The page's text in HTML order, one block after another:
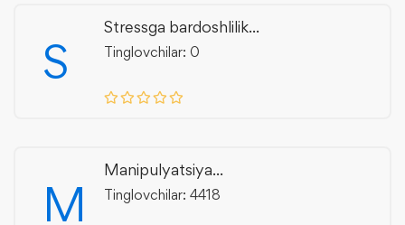
S
Stressga bardoshlilik...
Tinglovchilar: 0
M
Manipulyatsiya...
Tinglovchilar: 4418